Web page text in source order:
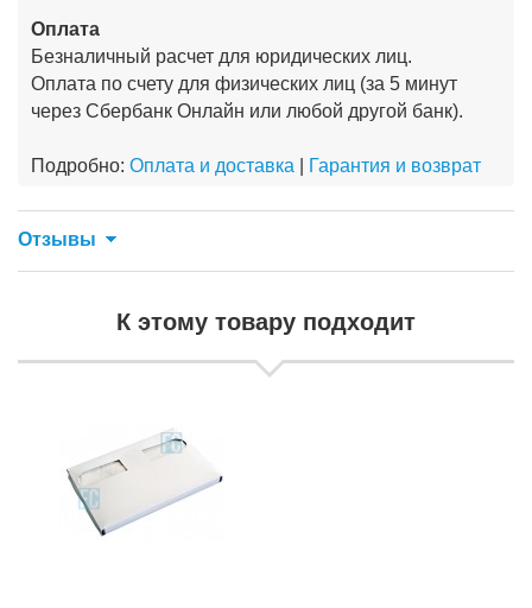
Оплата
Безналичный расчет для юридических лиц.
Оплата по счету для физических лиц (за 5 минут
через Сбербанк Онлайн или любой другой банк).
Подробно: Оплата и доставка Гарантия и возврат
Отзывы
К этому товару подходит